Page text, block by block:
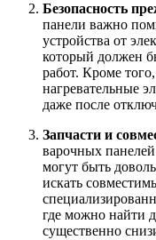
Безопасность
панели важно
устройства от
который должен
работ. Кроме
нагревательные
даже после
Запчасти и
варочных
могут быть
искать
где можно найти
существенно